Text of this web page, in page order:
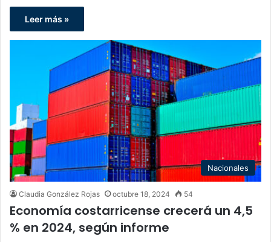
Leer más »
Nacionales
Claudia González Rojas octubre 18, 2024 54
Economía costarricense crecerá un 4,5
% en 2024, según informe